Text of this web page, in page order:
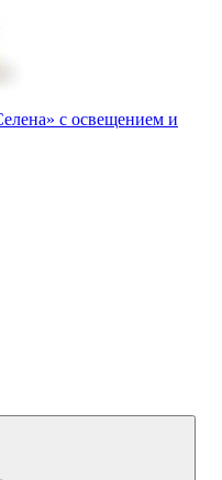
с освещением и